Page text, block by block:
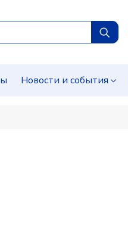
Новости и события